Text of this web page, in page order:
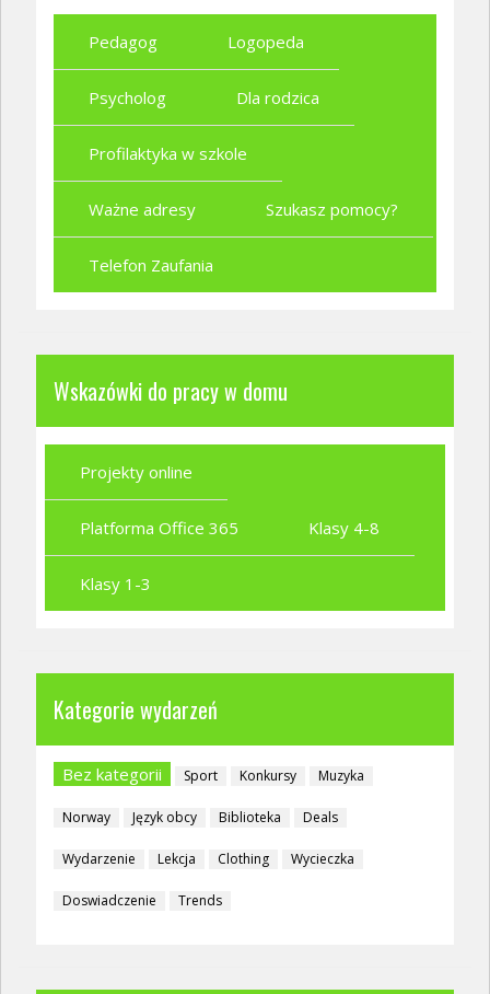
Pedagog Logopeda
Psycholog Dla rodzica
Profilaktyka w szkole
Ważne adresy Szukasz pomocy?
Telefon Zaufania
Wskazówki do pracy w domu
Projekty online
Platforma Office 365 Klasy 4-8
Klasy 1-3
Kategorie wydarzeń
Bez kategorii Sport Konkursy Muzyka
Norway Język obcy Biblioteka Deals
Wydarzenie Lekcja Clothing Wycieczka
Doswiadczenie Trends